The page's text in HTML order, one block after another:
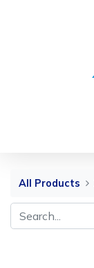
All Products